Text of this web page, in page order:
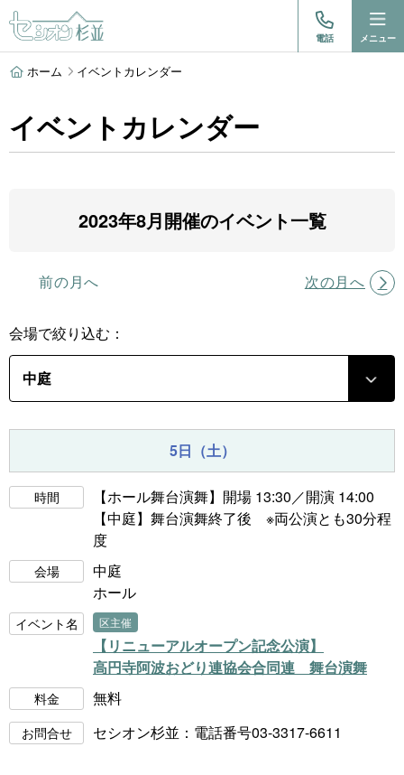
電話 メニュー
ホーム イベントカレンダー
イベントカレンダー
前の月へ
2023年8月開催のイベント一覧
次の月へ
会場で絞り込む：
5日（土）
時間
【ホール舞台演舞】開場 13:30／開演 14:00
【中庭】舞台演舞終了後 ※両公演とも30分程
度
会場
中庭
ホール
イベント名 区主催
【リニューアルオープン記念公演】
高円寺阿波おどり連協会合同連 舞台演舞
料金 無料
お問合せ セシオン杉並：電話番号03-3317-6611